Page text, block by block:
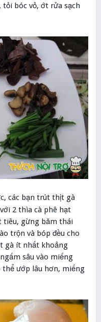
tỏi bóc vỏ, ớt rửa sạch
các bạn trút thịt gà
2 thìa cà phê hạt
tiêu, gừng băm thái
trộn và bóp đều cho
gà ít nhất khoảng
sâu vào miếng
ướp lâu hơn, miếng